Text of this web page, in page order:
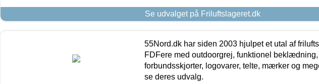
Se udvalget på Friluftslageret.dk
55Nord.dk har siden 2003 hjulpet et utal af
FDFere med outdoorgrej, funktionel beklædning,
forbundsskjorter, logovarer, telte, mærker og
se deres udvalg.